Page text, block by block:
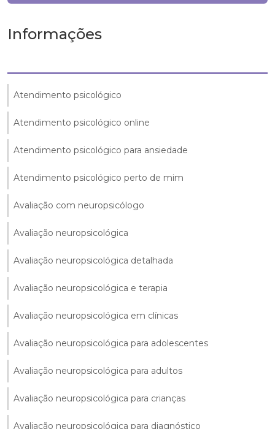
Informações
Atendimento psicológico
Atendimento psicológico online
Atendimento psicológico para ansiedade
Atendimento psicológico perto de mim
Avaliação com neuropsicólogo
Avaliação neuropsicológica
Avaliação neuropsicológica detalhada
Avaliação neuropsicológica e terapia
Avaliação neuropsicológica em clínicas
Avaliação neuropsicológica para adolescentes
Avaliação neuropsicológica para adultos
Avaliação neuropsicológica para crianças
Avaliação neuropsicológica para diagnóstico